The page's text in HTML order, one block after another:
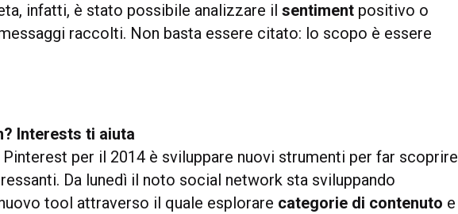
infatti, è stato possibile analizzare ilsentiment positivo o
raccolti. Non basta essere citato: lo scopo è essere
Interests ti aiuta
Pinterest per il 2014 è sviluppare nuovi strumenti per far scoprire
Da lunedì il noto social network sta sviluppando
tool attraverso il quale esplorare categorie di contenuto e